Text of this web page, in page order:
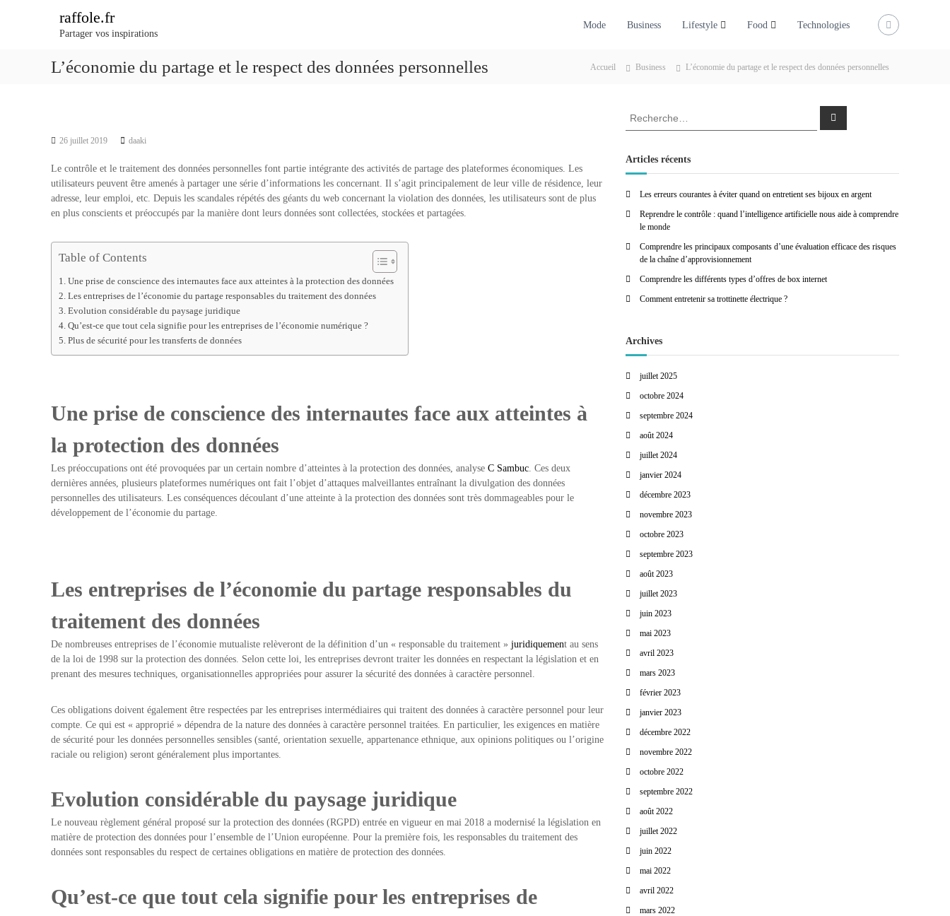
raffole.fr
Partager vos inspirations
Mode Business Lifestyle Food Technologies
L’économie du partage et le respect des données personnelles Accueil Business L’économie du partage et le respect des données personnelles
26 juillet 2019 daaki
Le contrôle et le traitement des données personnelles font partie intégrante des activités de partage des plateformes économiques. Les
utilisateurs peuvent être amenés à partager une série d’informations les concernant. Il s’agit principalement de leur ville de résidence, leur
adresse, leur emploi, etc. Depuis les scandales répétés des géants du web concernant la violation des données, les utilisateurs sont de plus
en plus conscients et préoccupés par la manière dont leurs données sont collectées, stockées et partagées.
Table of Contents
Une prise de conscience des internautes face aux atteintes à la protection des données
Les entreprises de l’économie du partage responsables du traitement des données
Evolution considérable du paysage juridique
Qu’est-ce que tout cela signifie pour les entreprises de l’économie numérique ?
Plus de sécurité pour les transferts de données
Une prise de conscience des internautes face aux atteintes à
la protection des données
Les préoccupations ont été provoquées par un certain nombre d’atteintes à la protection des données, analyse C Sambuc. Ces deux
dernières années, plusieurs plateformes numériques ont fait l’objet d’attaques malveillantes entraînant la divulgation des données
personnelles des utilisateurs. Les conséquences découlant d’une atteinte à la protection des données sont très dommageables pour le
développement de l’économie du partage.
Les entreprises de l’économie du partage responsables du
traitement des données
De nombreuses entreprises de l’économie mutualiste relèveront de la définition d’un « responsable du traitement » juridiquement au sens
de la loi de 1998 sur la protection des données. Selon cette loi, les entreprises devront traiter les données en respectant la législation et en
prenant des mesures techniques, organisationnelles appropriées pour assurer la sécurité des données à caractère personnel.
Ces obligations doivent également être respectées par les entreprises intermédiaires qui traitent des données à caractère personnel pour leur
compte. Ce qui est « approprié » dépendra de la nature des données à caractère personnel traitées. En particulier, les exigences en matière
de sécurité pour les données personnelles sensibles (santé, orientation sexuelle, appartenance ethnique, aux opinions politiques ou l’origine
raciale ou religion) seront généralement plus importantes.
Evolution considérable du paysage juridique
Le nouveau règlement général proposé sur la protection des données (RGPD) entrée en vigueur en mai 2018 a modernisé la législation en
matière de protection des données pour l’ensemble de l’Union européenne. Pour la première fois, les responsables du traitement des
données sont responsables du respect de certaines obligations en matière de protection des données.
Qu’est-ce que tout cela signifie pour les entreprises de
R
h
e
h
r
R
c
r
Articles récents
Les erreurs courantes à éviter quand on entretient ses bijoux en argent
Reprendre le contrôle : quand l’intelligence artificielle nous aide à comprendre
le monde
Comprendre les principaux composants d’une évaluation efficace des risques
de la chaîne d’approvisionnement
Comprendre les différents types d’offres de box internet
Comment entretenir sa trottinette électrique ?
Archives
juillet 2025
octobre 2024
septembre 2024
août 2024
juillet 2024
janvier 2024
décembre 2023
novembre 2023
octobre 2023
septembre 2023
août 2023
juillet 2023
juin 2023
mai 2023
avril 2023
mars 2023
février 2023
janvier 2023
décembre 2022
novembre 2022
octobre 2022
septembre 2022
août 2022
juillet 2022
juin 2022
mai 2022
avril 2022
mars 2022